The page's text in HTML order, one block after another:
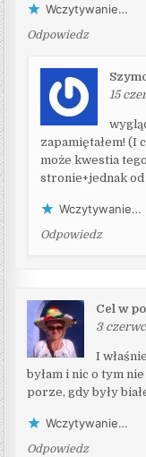
Wczytywanie…
Odpowiedz
15
zapamiętałem! (I
może kwestia
stronie+jednak od
Wczytywanie…
Odpowiedz
Cel w
3
I
byłam i nic o tym
porze, gdy były
Wczytywanie…
Odpowiedz